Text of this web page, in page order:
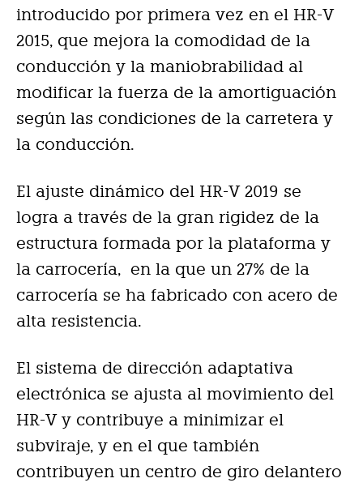
introducido por primera vez en el HR-V
2015, que mejora la comodidad de la
conducción y la maniobrabilidad al
modificar la fuerza de la amortiguación
según las condiciones de la carretera y
la conducción.
El ajuste dinámico del HR-V 2019 se
logra a través de la gran rigidez de la
estructura formada por la plataforma y
la carrocería, en la que un 27% de la
carrocería se ha fabricado con acero de
alta resistencia.
El sistema de dirección adaptativa
electrónica se ajusta al movimiento del
HR-V y contribuye a minimizar el
subviraje, y en el que también
contribuyen un centro de giro delantero